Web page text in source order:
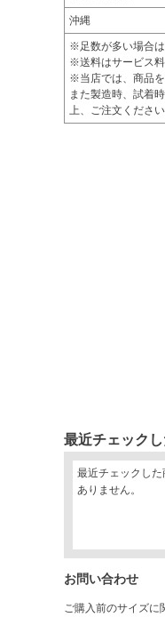
沖縄
※足数が多い場合は
※送料はサービス料
※当店では、商品を
また製造時、試着
上、ご注文ください
最近チェック
最近チェックした
ありません。
お問い合わせ
ご購入前のサイズに